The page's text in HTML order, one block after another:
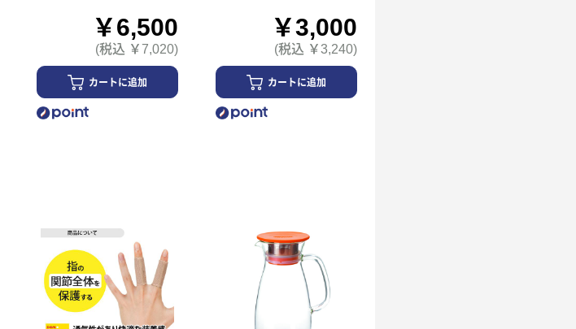
￥6,500
(税込 ￥7,020)
カートに追加
￥3,000
(税込 ￥3,240)
カートに追加